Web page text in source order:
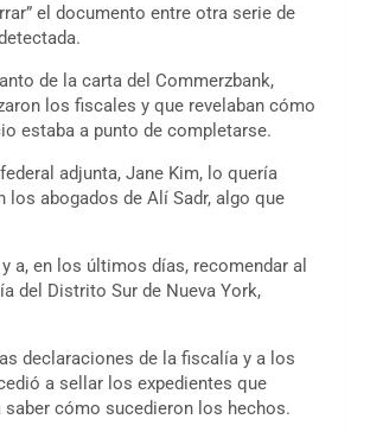
el documento entre otra serie de
de la carta del Commerzbank,
los fiscales y que revelaban cómo
estaba a punto de completarse.
adjunta, Jane Kim, lo quería
abogados de Alí Sadr, algo que
a, en los últimos días, recomendar al
del Distrito Sur de Nueva York,
declaraciones de la fiscalía y a los
a sellar los expedientes que
cómo sucedieron los hechos.